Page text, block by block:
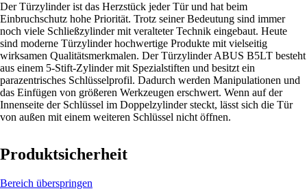
Der Türzylinder ist das Herzstück jeder Tür und hat beim
Einbruchschutz hohe Priorität. Trotz seiner Bedeutung sind immer
noch viele Schließzylinder mit veralteter Technik eingebaut. Heute
sind moderne Türzylinder hochwertige Produkte mit vielseitig
wirksamen Qualitätsmerkmalen. Der Türzylinder ABUS B5LT besteht
aus einem 5-Stift-Zylinder mit Spezialstiften und besitzt ein
parazentrisches Schlüsselprofil. Dadurch werden Manipulationen und
das Einfügen von größeren Werkzeugen erschwert. Wenn auf der
Innenseite der Schlüssel im Doppelzylinder steckt, lässt sich die Tür
von außen mit einem weiteren Schlüssel nicht öffnen.
Produktsicherheit
Bereich überspringen